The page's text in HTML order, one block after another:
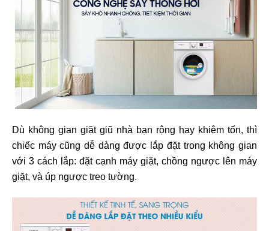
Dù không gian giặt giũ nhà bạn rộng hay khiêm tốn, thì
chiếc máy cũng dễ dàng được lắp đặt trong không gian
với 3 cách lắp: đặt cạnh máy giặt, chồng ngược lên máy
giặt, và úp ngược treo tường.